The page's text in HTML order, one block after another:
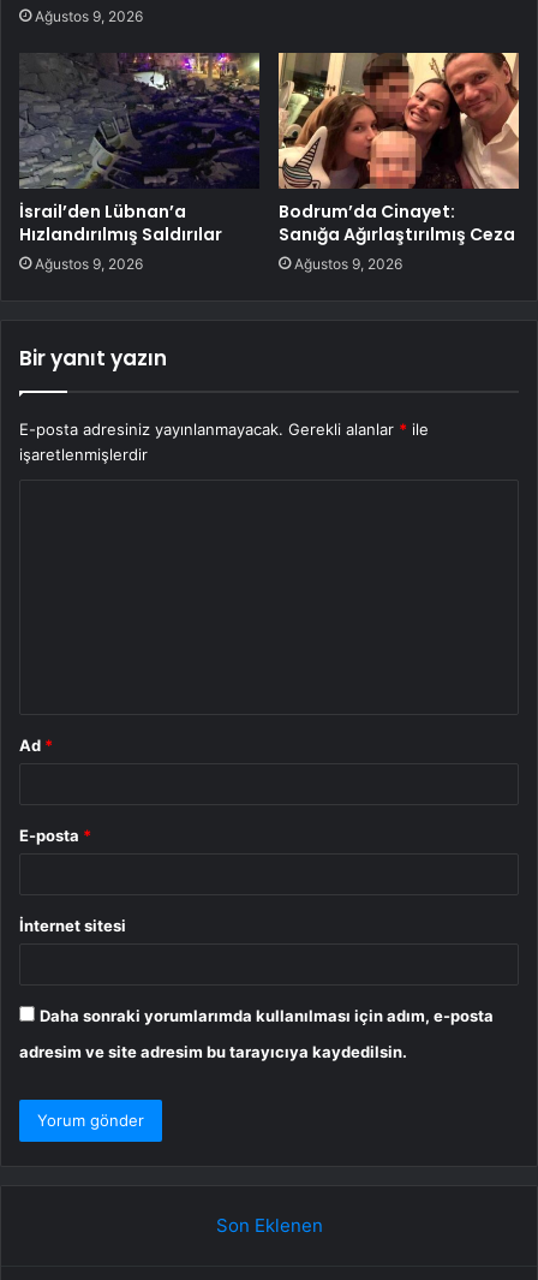
Ağustos 9, 2026
İsrail’den Lübnan’a
Hızlandırılmış Saldırılar
Ağustos 9, 2026
Bodrum’da Cinayet:
Sanığa Ağırlaştırılmış Ceza
Ağustos 9, 2026
Bir yanıt yazın
E-posta adresiniz yayınlanmayacak. Gerekli alanlar * ile
işaretlenmişlerdir
Ad *
E-posta *
İnternet sitesi
Daha sonraki yorumlarımda kullanılması için adım, e-posta
adresim ve site adresim bu tarayıcıya kaydedilsin.
Son Eklenen